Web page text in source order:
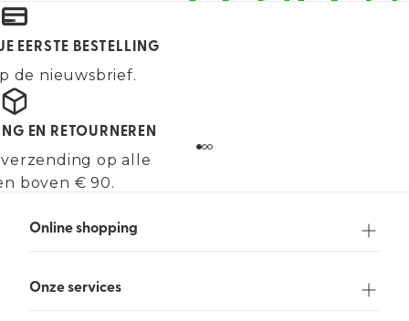
EERSTE BESTELLING
de nieuwsbrief.
EN RETOURNEREN
op alle
boven € 90.
Online shopping
Onze services